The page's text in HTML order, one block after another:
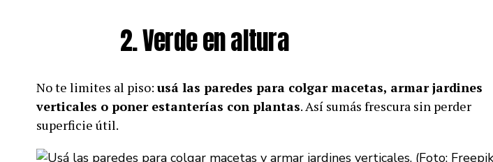
2. Verde en altura
No te limites al piso: usá las paredes para colgar macetas, armar jardines
verticales o poner estanterías con plantas. Así sumás frescura sin perder
superficie útil.